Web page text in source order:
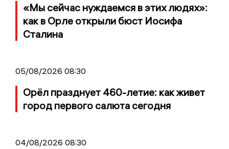
«Мы сейчас нуждаемся в этих людях»:
как в Орле открыли бюст Иосифа
Сталина
05/08/2026 08:30
Орёл празднует 460-летие: как живет
город первого салюта сегодня
04/08/2026 08:30